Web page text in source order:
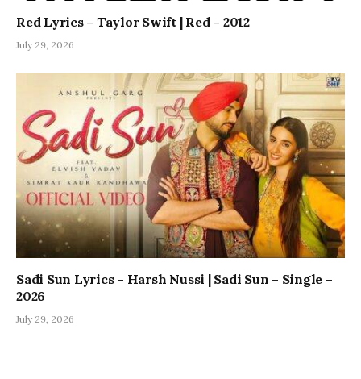
Red Lyrics – Taylor Swift | Red – 2012
July 29, 2026
Sadi Sun Lyrics – Harsh Nussi | Sadi Sun – Single –
2026
July 29, 2026